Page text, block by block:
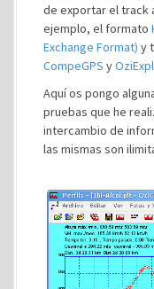
de exportar el track
ejemplo, el formato
Exchange Format) y
CompeGPS y
Aquí os pongo
pruebas que he
intercambio de
las mismas son